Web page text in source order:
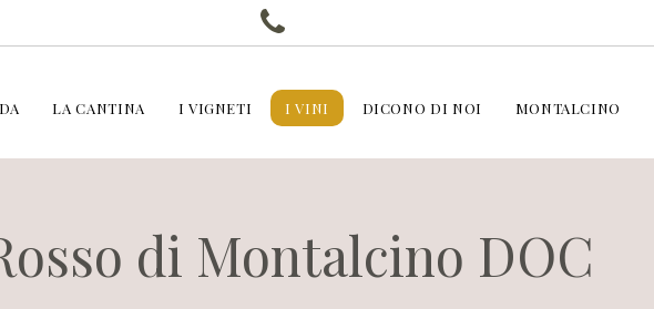
LA CANTINA I VIGNETI I VINI DICONO DI NOI MONTALCINO
di Montalcino DOC